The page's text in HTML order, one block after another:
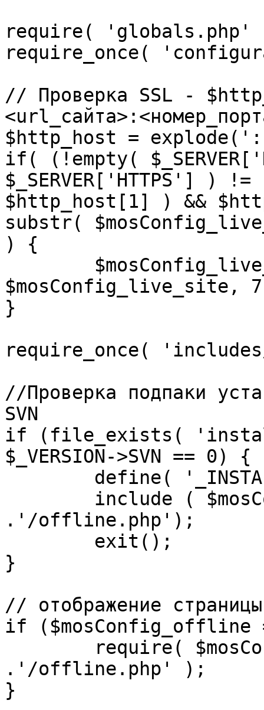
require(
require_once(
// Проверка SSL -
$http_host = explode(':',
if( (!empty(
$_SERVER['HTTPS']
$http_host[1] ) &&
substr(
) {
$mosConfig_live_site,
}
require_once(
//Проверка подпаки
SVN
if (file_exists(
$_VERSION->SVN == 0) {
.'/offline.php');
}
// отображение
if ($mosConfig_offline
.'/offline.php' );
}